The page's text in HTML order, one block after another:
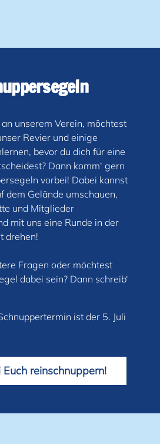
unserem Verein, möchtest
Revier und einige
bevor du dich für eine
Dann komm‘ gern
vorbei! Dabei kannst
dem Gelände umschauen,
und Mitglieder
mit uns eine Runde in der
drehen!
Fragen oder möchtest
dabei sein? Dann schreib‘
ist der 5. Juli
reinschnuppern!